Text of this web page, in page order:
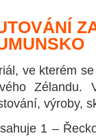
ve kterém
Zélandu.
výroby,
1 –